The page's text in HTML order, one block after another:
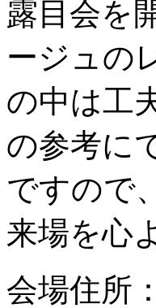
露目会を
ージュの
の中は工
の参考に
ですので
来場を心
会場住所